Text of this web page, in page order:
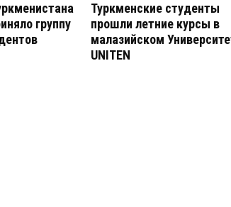
группу
Туркменские студенты
прошли летние курсы в
малазийском
UNITEN